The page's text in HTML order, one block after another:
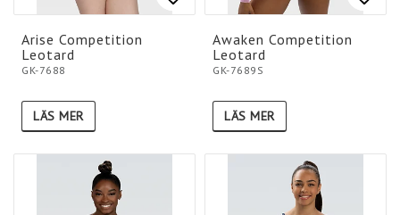
Lägg till i favoritlistan
Lägg till i favoritlistan
Arise Competition
Leotard
GK-7688
LÄS MER
Awaken Competition
Leotard
GK-7689S
LÄS MER